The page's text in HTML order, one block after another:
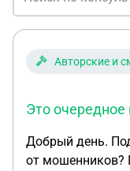
Авторские и
Это
Добрый день.
от мошенников? Поступило вот такое письмо в